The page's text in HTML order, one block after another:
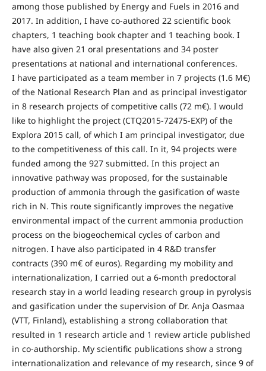
among those published by Energy and Fuels in 2016 and
2017. In addition, I have co-authored 22 scientific book
chapters, 1 teaching book chapter and 1 teaching book. I
have also given 21 oral presentations and 34 poster
presentations at national and international conferences.
I have participated as a team member in 7 projects (1.6 M€)
of the National Research Plan and as principal investigator
in 8 research projects of competitive calls (72 m€). I would
like to highlight the project (CTQ2015-72475-EXP) of the
Explora 2015 call, of which I am principal investigator, due
to the competitiveness of this call. In it, 94 projects were
funded among the 927 submitted. In this project an
innovative pathway was proposed, for the sustainable
production of ammonia through the gasification of waste
rich in N. This route significantly improves the negative
environmental impact of the current ammonia production
process on the biogeochemical cycles of carbon and
nitrogen. I have also participated in 4 R&D transfer
contracts (390 m€ of euros). Regarding my mobility and
internationalization, I carried out a 6-month predoctoral
research stay in a world leading research group in pyrolysis
and gasification under the supervision of Dr. Anja Oasmaa
(VTT, Finland), establishing a strong collaboration that
resulted in 1 research article and 1 review article published
in co-authorship. My scientific publications show a strong
internationalization and relevance of my research, since 9 of